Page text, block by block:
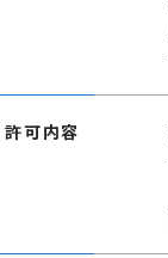
許可内容